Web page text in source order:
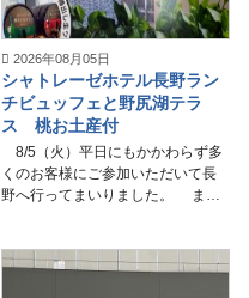
2026年08月05日
シャトレーゼホテル長野ラン
チビュッフェと野尻湖テラ
ス 桃お土産付
8/5（火）平日にもかかわらず多
くのお客様にご参加いただいて長
野へ行ってまいりました。 まず
トで標高1,100ｍへ。とても風が気